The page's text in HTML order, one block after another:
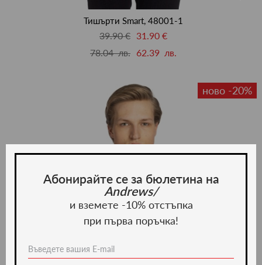
Тишърти Smart, 48001-1
39.90 € 31.90 €
78.04 лв. 62.39 лв.
ново -20%
Абонирайте се за бюлетина на
Andrews/
и вземете -10% отстъпка
при първа поръчка!